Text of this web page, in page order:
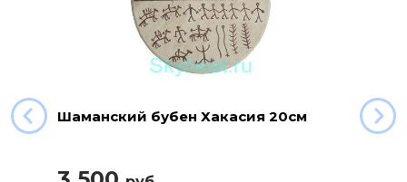
Шаманский бубен Хакасия 20см